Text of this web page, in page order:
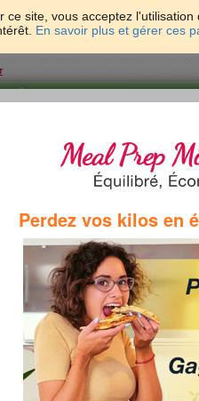
ce site, vous acceptez
En savoir plus et gérer ces
Psycho & tests Forme & santé
Bons Plans
»
les fruits et légumes par ordre
G H J K L M O P
Perdez vos kilos en